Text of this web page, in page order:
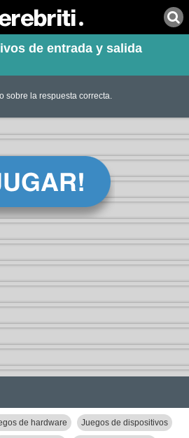
de entrada y salida
sobre la respuesta correcta.
de hardware Juegos de dispositivos